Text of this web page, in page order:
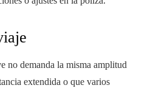
no demanda la misma amplitud
extendida o que varios